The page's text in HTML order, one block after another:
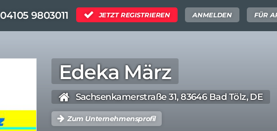
04105 9803011 JETZT REGISTRIEREN ANMELDEN FÜR
Edeka März
Sachsenkamerstraße 31, 83646 Bad Tölz, DE
Zum Unternehmensprofil